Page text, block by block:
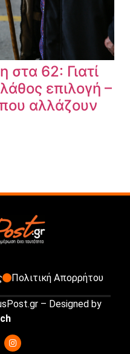
στα 62: Γιατί
επιλογή –
αλλάζουν
Πολιτική Απορρήτου
– Designed by